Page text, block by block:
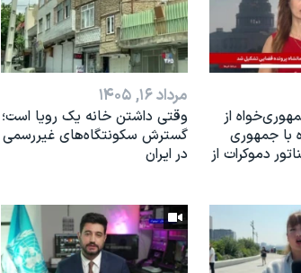
720p
1080p
از
با جمهوری
دموکرات از
مرداد ۱۶, ۱۴۰۵
وقتی داشتن خانه یک رویا است؛
گسترش سکونتگاه‌های غیررسمی
در ایران